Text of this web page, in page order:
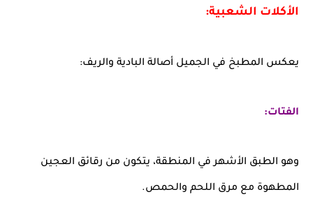
الأكلات الشعبية:
يعكس المطبخ في الجميل أصالة البادية والريف:
الفتات:
وهو الطبق الأشهر في المنطقة، يتكون من رقائق العجين
المطهوة مع مرق اللحم والحمص.